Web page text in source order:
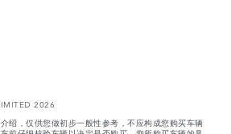
2026
绍，仅供您做初步一般性参考，不应构成您购买车辆